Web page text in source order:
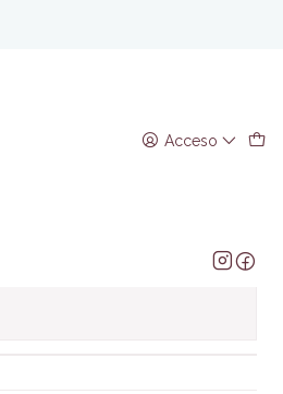
Acceso